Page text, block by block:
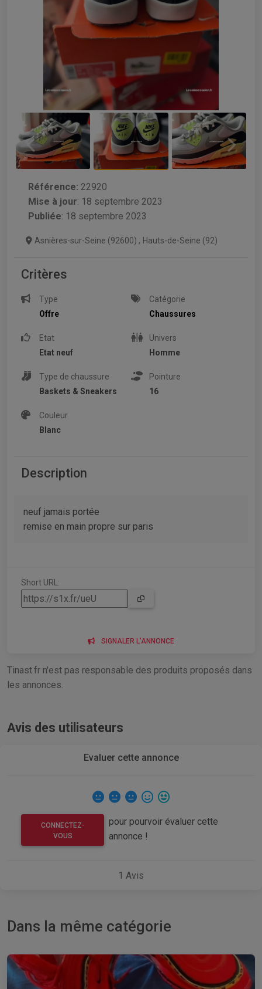
Référence: 22920
Mise à jour: 18 septembre 2023
Publiée: 18 septembre 2023
Asnières-sur-Seine (92600) , Hauts-de-Seine (92)
Critères
Type
Offre
Catégorie
Chaussures
Etat
Etat neuf
Univers
Homme
Type de chaussure
Baskets & Sneakers
Pointure
16
Couleur
Blanc
Description
neuf jamais portée
remise en main propre sur paris
Short URL:
SIGNALER L'ANNONCE
Tinast.fr n'est pas responsable des produits proposés dans
les annonces.
Avis des utilisateurs
Evaluer cette annonce
CONNECTEZ-
VOUS
pour pourvoir évaluer cette
annonce !
1 Avis
Dans la même catégorie